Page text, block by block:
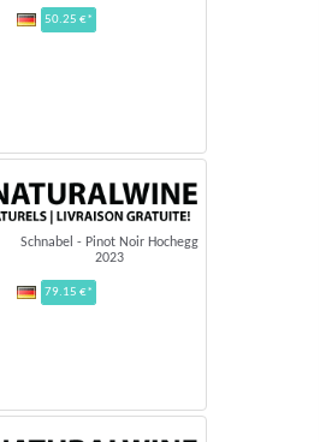
50.25 €*
Schnabel - Pinot Noir Hochegg
2023
79.15 €*